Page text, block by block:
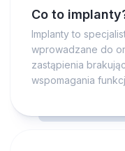
Co to
Implanty to
wprowadzane do
zastąpienia
wspomagania